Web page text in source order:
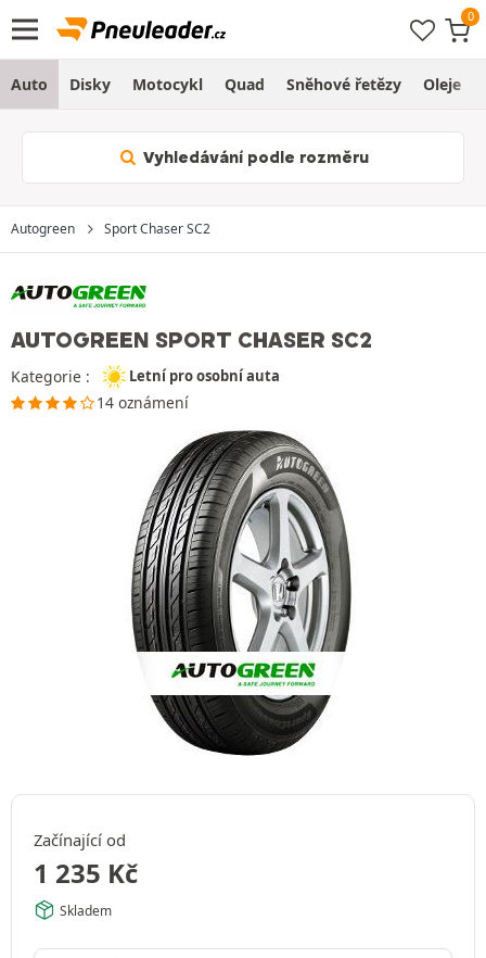
Auto Disky Motocykl Quad Sněhové řetězy Oleje
Vyhledávání podle rozměru
Autogreen Sport Chaser SC2
AUTOGREEN SPORT CHASER SC2
Kategorie : Letní pro osobní auta
14 oznámení
Začínající od
1 235 Kč
Skladem